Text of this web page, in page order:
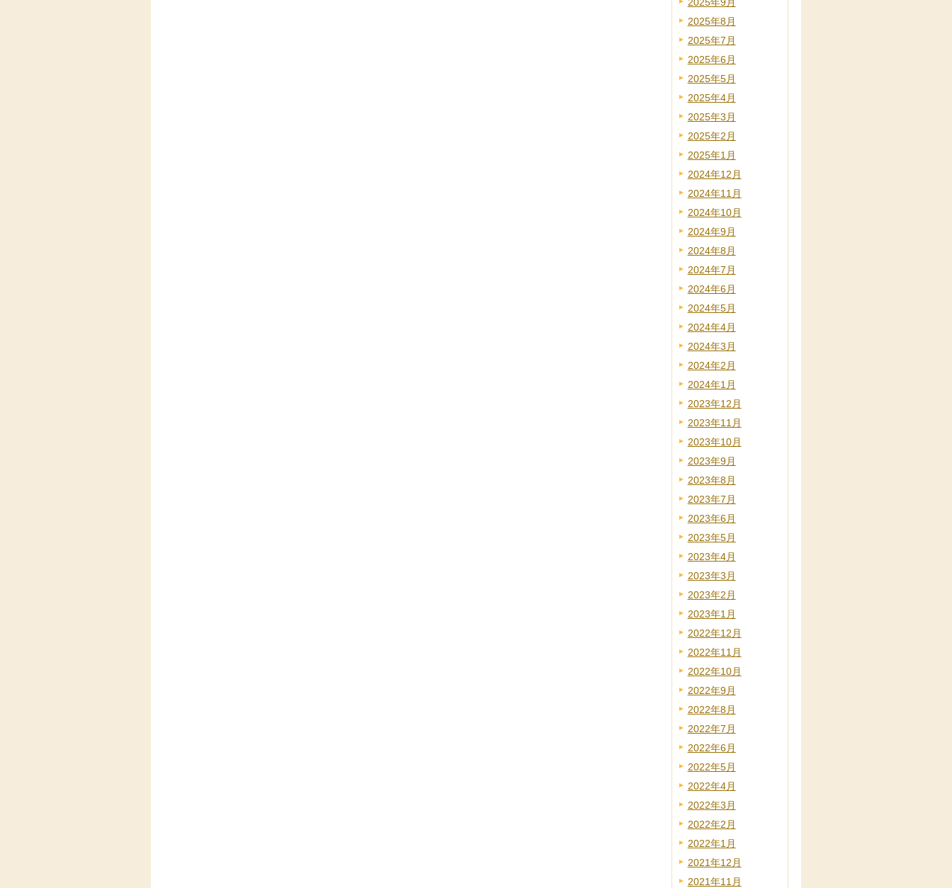
2025年8月
2025年7月
2025年6月
2025年5月
2025年4月
2025年3月
2025年2月
2025年1月
2024年12月
2024年11月
2024年10月
2024年9月
2024年8月
2024年7月
2024年6月
2024年5月
2024年4月
2024年3月
2024年2月
2024年1月
2023年12月
2023年11月
2023年10月
2023年9月
2023年8月
2023年7月
2023年6月
2023年5月
2023年4月
2023年3月
2023年2月
2023年1月
2022年12月
2022年11月
2022年10月
2022年9月
2022年8月
2022年7月
2022年6月
2022年5月
2022年4月
2022年3月
2022年2月
2022年1月
2021年12月
2021年11月